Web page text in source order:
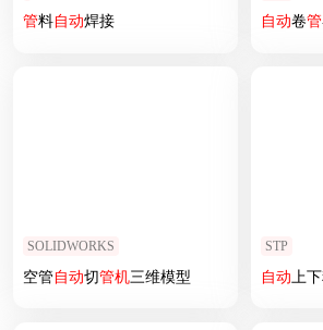
管料自动焊接 自动卷管
SOLIDWORKS
空管自动切管机三维模型
STP
自动 上